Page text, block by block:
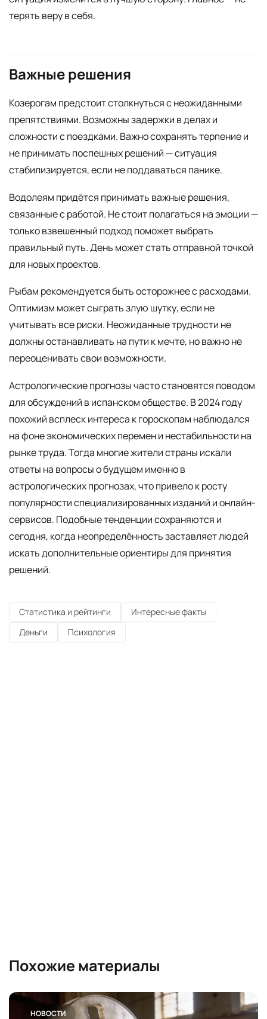
терять веру в себя.
Важные решения
Козерогам предстоит столкнуться с неожиданными
препятствиями. Возможны задержки в делах и
сложности с поездками. Важно сохранять терпение и
не принимать поспешных решений — ситуация
стабилизируется, если не поддаваться панике.
Водолеям придётся принимать важные решения,
связанные с работой. Не стоит полагаться на эмоции —
только взвешенный подход поможет выбрать
правильный путь. День может стать отправной точкой
для новых проектов.
Рыбам рекомендуется быть осторожнее с расходами.
Оптимизм может сыграть злую шутку, если не
учитывать все риски. Неожиданные трудности не
должны останавливать на пути к мечте, но важно не
переоценивать свои возможности.
Астрологические прогнозы часто становятся поводом
для обсуждений в испанском обществе. В 2024 году
похожий всплеск интереса к гороскопам наблюдался
на фоне экономических перемен и нестабильности на
рынке труда. Тогда многие жители страны искали
ответы на вопросы о будущем именно в
астрологических прогнозах, что привело к росту
популярности специализированных изданий и онлайн-
сервисов. Подобные тенденции сохраняются и
сегодня, когда неопределённость заставляет людей
искать дополнительные ориентиры для принятия
решений.
Статистика и рейтинги
Интересные факты
Деньги
Психология
Похожие материалы
НОВОСТИ